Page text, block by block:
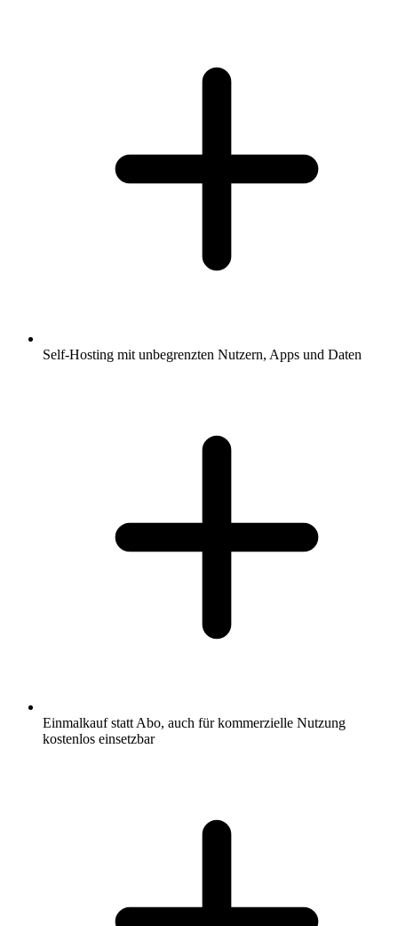
Self-Hosting mit unbegrenzten Nutzern, Apps und Daten
Einmalkauf statt Abo, auch für kommerzielle Nutzung
kostenlos einsetzbar